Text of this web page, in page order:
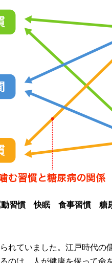
動習慣 快眠 食事習慣 糖
れていました。江戸時代の